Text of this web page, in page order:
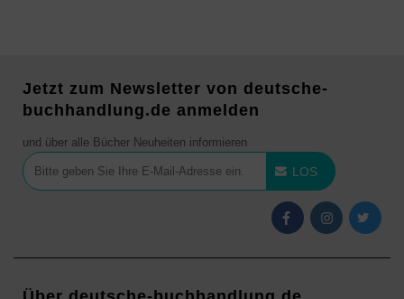
Jetzt zum Newsletter von deutsche-
buchhandlung.de anmelden
und über alle Bücher Neuheiten informieren
LOS